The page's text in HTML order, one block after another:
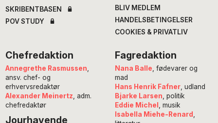
SKRIBENTBASEN
POV STUDY
BLIV MEDLEM
HANDELSBETINGELSER
COOKIES & PRIVATLIV
Chefredaktion
Annegrethe Rasmussen,
ansv. chef- og
erhvervsredaktør
Alexander Meinertz, adm.
chefredaktør
Jourhavende
Fagredaktion
Nana Balle, fødevarer og
mad
Hans Henrik Fafner, udland
Bjarke Larsen, politik
Eddie Michel , musik
Isabella Miehe-Renard ,